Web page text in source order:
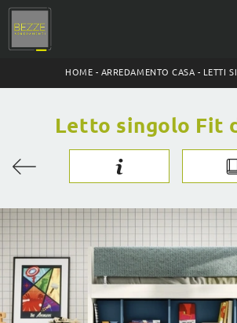
HOME - ARREDAMENTO CASA - LETTI
Letto singolo Fit